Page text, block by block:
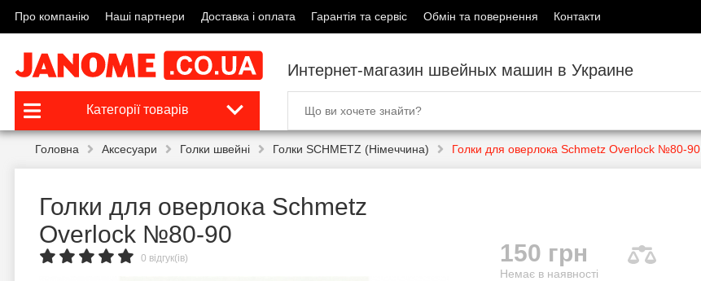
Про компанію Наші партнери Доставка і оплата Гарантія та сервіс Обмін та повернення Контакти
Интернет-магазин швейных машин в Украине
Категорії товарів
Головна Аксесуари Голки швейні Голки SCHMETZ (Німеччина) Голки для оверлока Schmetz Overlock №80-90
Голки для оверлока Schmetz
Overlock №80-90
0 відгук(ів) 150 грн
Немає в наявності